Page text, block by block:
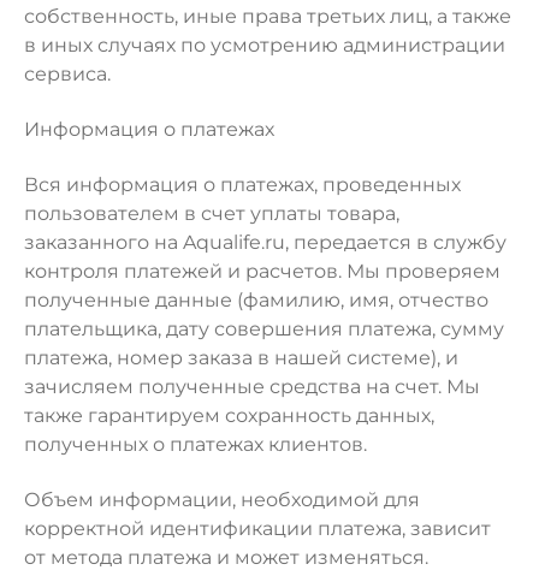
собственность, иные права третьих лиц, а также
в иных случаях по усмотрению администрации
сервиса.
Информация о платежах
Вся информация о платежах, проведенных
пользователем в счет уплаты товара,
заказанного на Aqualife.ru, передается в службу
контроля платежей и расчетов. Мы проверяем
полученные данные (фамилию, имя, отчество
плательщика, дату совершения платежа, сумму
платежа, номер заказа в нашей системе), и
зачисляем полученные средства на счет. Мы
также гарантируем сохранность данных,
полученных о платежах клиентов.
Объем информации, необходимой для
корректной идентификации платежа, зависит
от метода платежа и может изменяться.